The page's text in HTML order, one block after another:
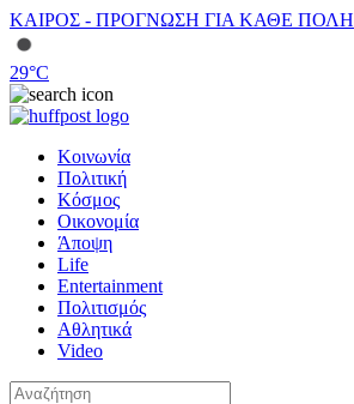
ΚΑΙΡΟΣ - ΠΡΟΓΝΩΣΗ ΓΙΑ ΚΑΘΕ ΠΟΛΗ
29°C
Κοινωνία
Πολιτική
Κόσμος
Οικονομία
Άποψη
Life
Entertainment
Πολιτισμός
Αθλητικά
Video